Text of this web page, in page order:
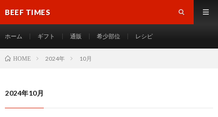
BEEF TIMES
ホーム ギフト 通販 希少部位 レシピ
HOME 2024年 10月
2024年10月